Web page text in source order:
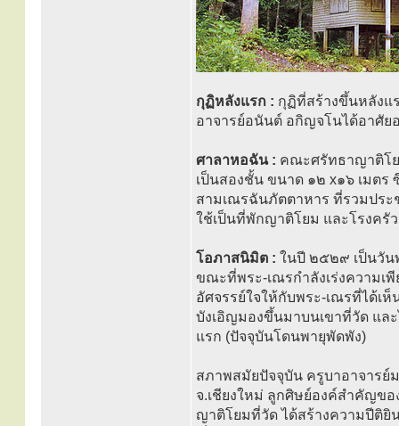
กุฏิหลังแรก : กุฏิที่สร้างขึ้นหลังแ
อาจารย์อนันต์ อกิญจโนได้อาศัย
ศาลาหอฉัน : คณะศรัทธาญาติโ
เป็นสองชั้น ขนาด ๑๒ x๑๖ เมต
สามเณรฉันภัตตาหาร ที่รวมปร
ใช้เป็นที่พักญาติโยม และโรงครัว
โอภาสนิมิต : ในปี ๒๕๒๙ เป็นวัน
ขณะที่พระ-เณรกำลังเร่งความเพี
อัศจรรย์ใจให้กับพระ-เณรที่ได้เ
บังเอิญมองขึ้นมาบนเขาที่วัด แล
แรก (ปัจจุบันโดนพายุพัดพัง)
สภาพสมัยปัจจุบัน ครูบาอาจารย์
จ.เชียงใหม่ ลูกศิษย์องค์สำคัญข
ญาติโยมที่วัด ได้สร้างความปีติยิ